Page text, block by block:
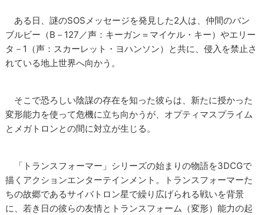
ある日、謎のSOSメッセージを発見した2人は、仲間のバン
ブルビー（B－127／声：キーガン＝マイケル・キー）やエリー
タ－1（声：スカーレット・ヨハンソン）と共に、侵入を禁止さ
れている地上世界へ向かう。
そこで恐ろしい陰謀の存在を知った彼らは、新たに授かった
変形能力を使って危機に立ち向かうが、オプティマスプライム
とメガトロンとの間に対立が生じる。
「トランスフォーマー」シリーズの始まりの物語を3DCGで
描くアクションエンターテインメント。トランスフォーマーた
ちの故郷であるサイバトロン星で繰り広げられる戦いを背景
に、若き日の彼らの友情とトランスフォーム（変形）能力の起